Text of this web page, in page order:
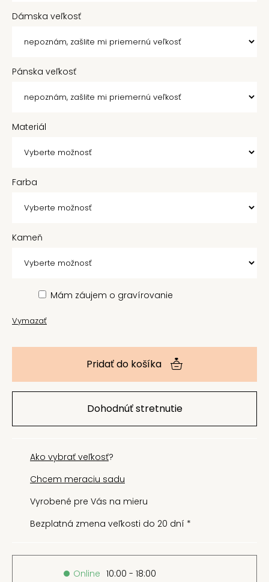
Dámska veľkosť
Pánska veľkosť
Materiál
Farba
Kameň
Mám záujem o gravírovanie
Vymazať
Pridať do košíka
Dohodnúť stretnutie
Ako vybrať veľkosť?
Chcem meraciu sadu
Vyrobené pre Vás na mieru
Bezplatná zmena veľkosti do 20 dní *
Online 10:00 - 18:00